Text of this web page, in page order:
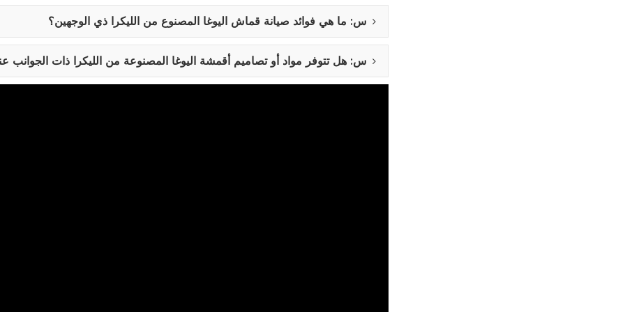
س: ما هي فوائد صيانة قماش اليوغا المصنوع من الليكرا ذي الوجهين؟
س: هل تتوفر مواد أو تصاميم أقمشة اليوغا المصنوعة من الليكرا ذات الجوانب